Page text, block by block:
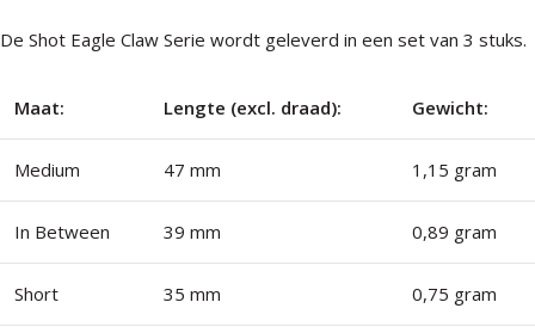
De Shot Eagle Claw Serie wordt geleverd in een set van 3 stuks.
Maat: Lengte (excl. draad): Gewicht:
Medium 47 mm 1,15 gram
In Between 39 mm 0,89 gram
Short 35 mm 0,75 gram